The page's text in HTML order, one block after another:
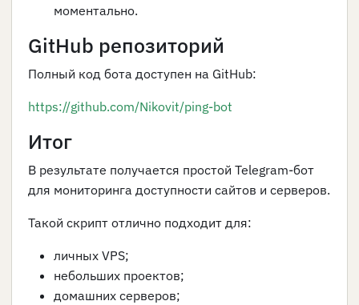
моментально.
GitHub репозиторий
Полный код бота доступен на GitHub:
https://github.com/Nikovit/ping-bot
Итог
В результате получается простой Telegram-бот
для мониторинга доступности сайтов и серверов.
Такой скрипт отлично подходит для:
личных VPS;
небольших проектов;
домашних серверов;